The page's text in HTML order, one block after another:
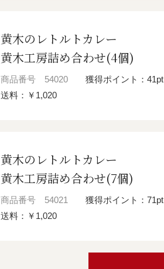
黄木のレトルトカレー
黄木工房詰め合わせ(4個)
商品番号 54020
獲得ポイント：41pt
送料：￥1,020
黄木のレトルトカレー
黄木工房詰め合わせ(7個)
商品番号 54021
獲得ポイント：71pt
送料：￥1,020